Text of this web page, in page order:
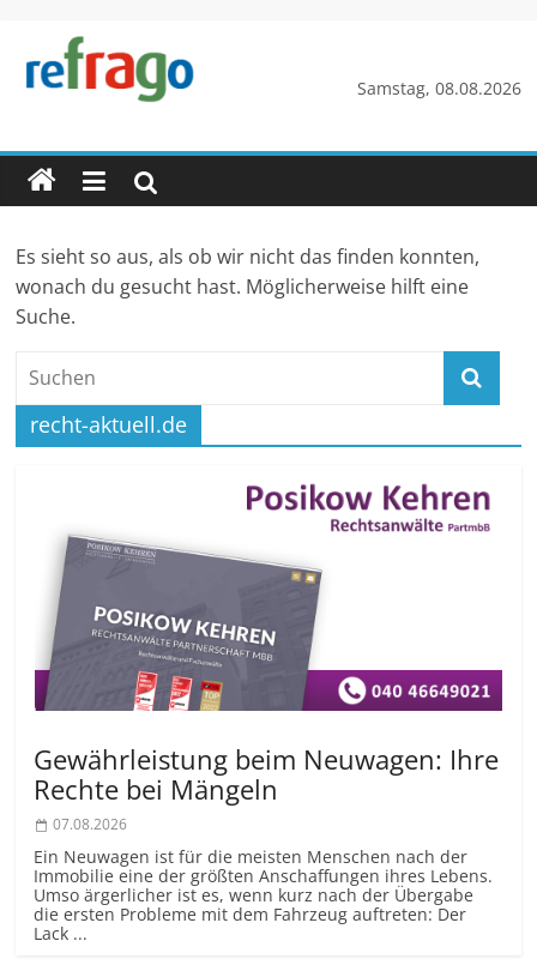
springen
Samstag, 08.08.2026
refrago
Rechtsfragen
online
verständlich
–
kostenlos
Es sieht so aus, als ob wir nicht das finden konnten,
wonach du gesucht hast. Möglicherweise hilft eine
Suche.
recht-aktuell.de
Gewährleistung beim Neuwagen: Ihre
Rechte bei Mängeln
07.08.2026
Ein Neuwagen ist für die meisten Menschen nach der
Immobilie eine der größten Anschaffungen ihres Lebens.
Umso ärgerlicher ist es, wenn kurz nach der Übergabe
die ersten Probleme mit dem Fahrzeug auftreten: Der
Lack ...